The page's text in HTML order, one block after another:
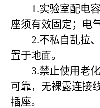
1.实验室配电
座须有效固定；电
2.不私自乱拉
置于地面。
3.禁止使用老
可靠，无裸露连接
插座。